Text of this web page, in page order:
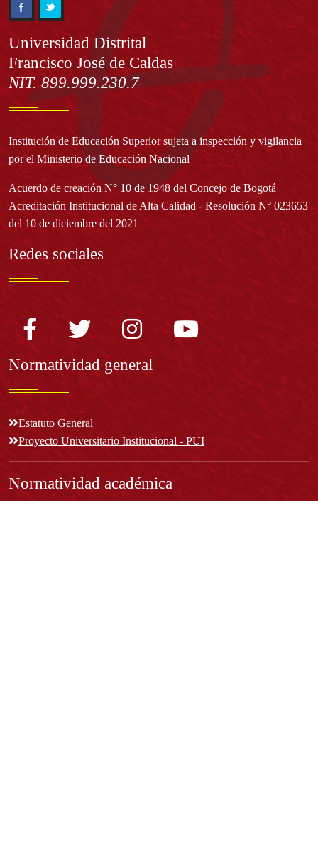
Información
Universidad Distrital
Francisco José de Caldas
NIT. 899.999.230.7
Institución de Educación Superior sujeta a inspección y vigilancia
por el Ministerio de Educación Nacional
Acuerdo de creación N° 10 de 1948 del Concejo de Bogotá
Acreditación Institucional de Alta Calidad - Resolución N° 023653
del 10 de diciembre del 2021
Redes sociales
Normatividad general
Estatuto General
Proyecto Universitario Institucional - PUI
Normatividad académica